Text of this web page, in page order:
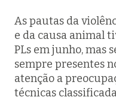
As pautas da
e da causa animal
PLs em junho, mas
sempre presentes
atenção a
técnicas